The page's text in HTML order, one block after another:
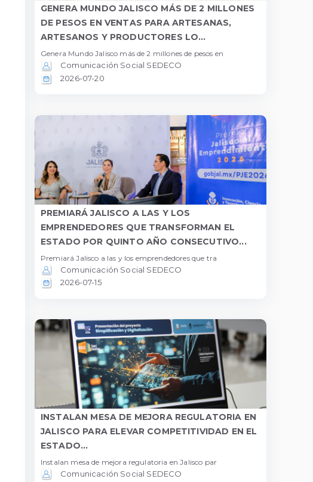
GENERA MUNDO JALISCO MÁS DE 2 MILLONES
DE PESOS EN VENTAS PARA ARTESANAS,
ARTESANOS Y PRODUCTORES LO...
Genera Mundo Jalisco más de 2 millones de pesos en
Comunicación Social SEDECO
2026-07-20
PREMIARÁ JALISCO A LAS Y LOS
EMPRENDEDORES QUE TRANSFORMAN EL
ESTADO POR QUINTO AÑO CONSECUTIVO...
Premiará Jalisco a las y los emprendedores que tra
Comunicación Social SEDECO
2026-07-15
INSTALAN MESA DE MEJORA REGULATORIA EN
JALISCO PARA ELEVAR COMPETITIVIDAD EN EL
ESTADO...
Instalan mesa de mejora regulatoria en Jalisco par
Comunicación Social SEDECO